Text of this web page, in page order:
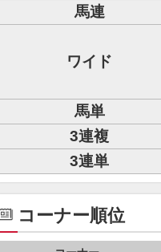
馬連
ワイド
馬単
3連複
3連単
コーナー順位